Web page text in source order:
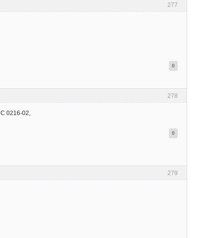
277
0
278
0216-02,
0
279